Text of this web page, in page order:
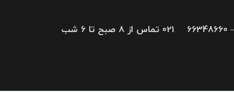
021 تماس از 8 صبح تا 6 شب